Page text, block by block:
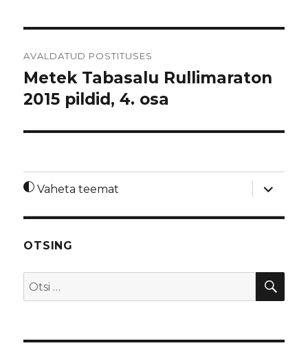
AVALDATUD POSTITUSES
Metek Tabasalu Rullimaraton
2015 pildid, 4. osa
Vaheta teemat
laienda
OTSING
Otsi: